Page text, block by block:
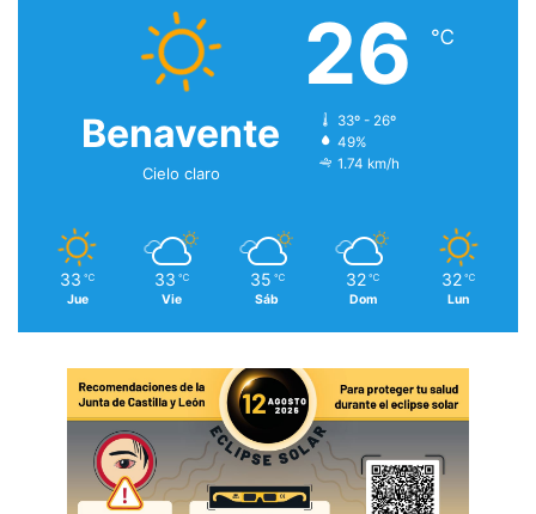
Benavente
Cielo claro
26 ℃
33º - 26º
49%
1.74 km/h
33 ℃
Jue
33 ℃
Vie
35 ℃
Sáb
32 ℃
Dom
32 ℃
Lun